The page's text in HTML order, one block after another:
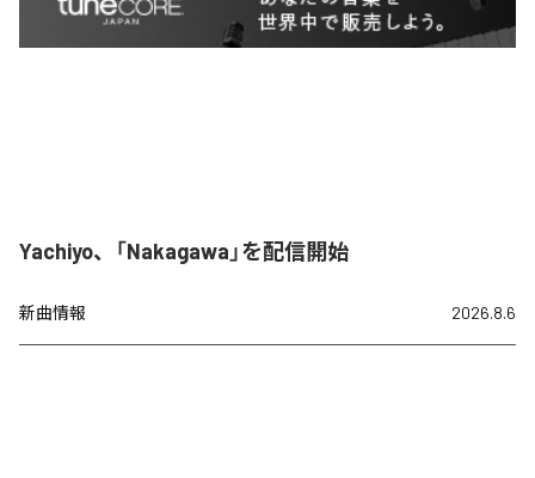
Yachiyo、「Nakagawa」を配信開始
新曲情報 2026.8.6